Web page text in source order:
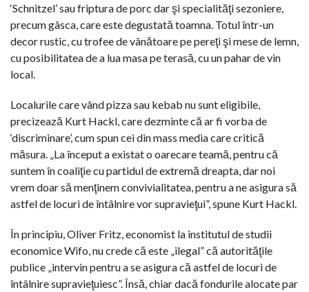
‘Schnitzel’ sau friptura de porc dar şi specialităţi sezoniere,
precum gâsca, care este degustată toamna. Totul într-un
decor rustic, cu trofee de vânătoare pe pereţi şi mese de lemn,
cu posibilitatea de a lua masa pe terasă, cu un pahar de vin
local.
Localurile care vând pizza sau kebab nu sunt eligibile,
precizează Kurt Hackl, care dezminte că ar fi vorba de
‘discriminare’, cum spun cei din mass media care critică
măsura. „La început a existat o oarecare teamă, pentru că
suntem în coaliţie cu partidul de extremă dreapta, dar noi
vrem doar să menţinem convivialitatea, pentru a ne asigura să
astfel de locuri de întâlnire vor supravieţui”, spune Kurt Hackl.
În principiu, Oliver Fritz, economist la institutul de studii
economice Wifo, nu crede că este „ilegal” că autorităţile
publice „intervin pentru a se asigura că astfel de locuri de
întâlnire supravieţuiesc”. Însă, chiar dacă fondurile alocate par